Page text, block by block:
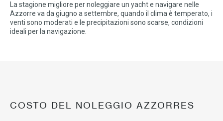
La stagione migliore per noleggiare un yacht e navigare nelle
Azzorre va da giugno a settembre, quando il clima è temperato, i
venti sono moderati e le precipitazioni sono scarse, condizioni
ideali per la navigazione.
COSTO DEL NOLEGGIO AZZORRES